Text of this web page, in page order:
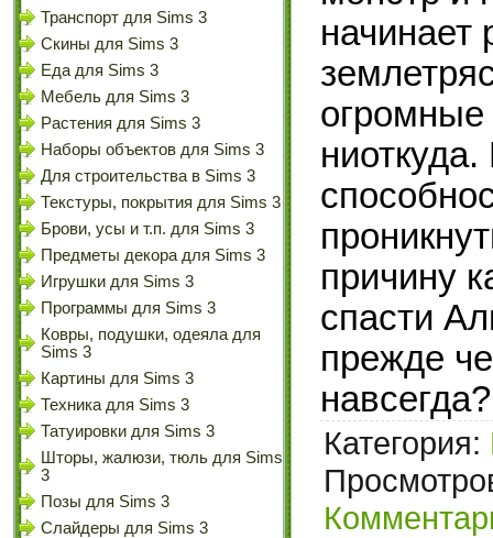
Транспорт для Sims 3
Скины для Sims 3
Еда для Sims 3
Мебель для Sims 3
Растения для Sims 3
Наборы объектов для Sims 3
Для строительства в Sims 3
Текстуры, покрытия для Sims 3
Брови, усы и т.п. для Sims 3
Предметы декора для Sims 3
Игрушки для Sims 3
Программы для Sims 3
Ковры, подушки, одеяла для
Sims 3
Картины для Sims 3
Техника для Sims 3
Татуировки для Sims 3
Шторы, жалюзи, тюль для Sims
3
Позы для Sims 3
Слайдеры для Sims 3
начинает
огромные
причину
спасти
прежде
навсегда?
Категория: